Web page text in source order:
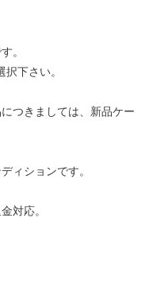
。
下さい。
つきましては、新品ケー
ィションです。
対応。